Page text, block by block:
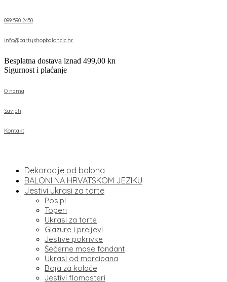
099 590 2450
info@partyshopbaloncic.hr
Besplatna dostava iznad 499,00 kn
Sigurnost i plaćanje
O nama
Savjeti
Kontakt
Dekoracije od balona
BALONI NA HRVATSKOM JEZIKU
Jestivi ukrasi za torte
Posipi
Toperi
Ukrasi za torte
Glazure i preljevi
Jestive pokrivke
Šečerne mase fondant
Ukrasi od marcipana
Boja za kolače
Jestivi flomasteri